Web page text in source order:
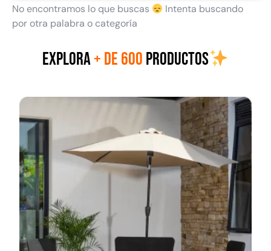
No encontramos lo que buscas
Intenta buscando
por otra palabra o categoría
EXPLORA+ DE 600 PRODUCTOS
Set tres maletas rígida APT
Seleccionar opciones
Set tres maletas tela | color
negro
186.016
Leer más